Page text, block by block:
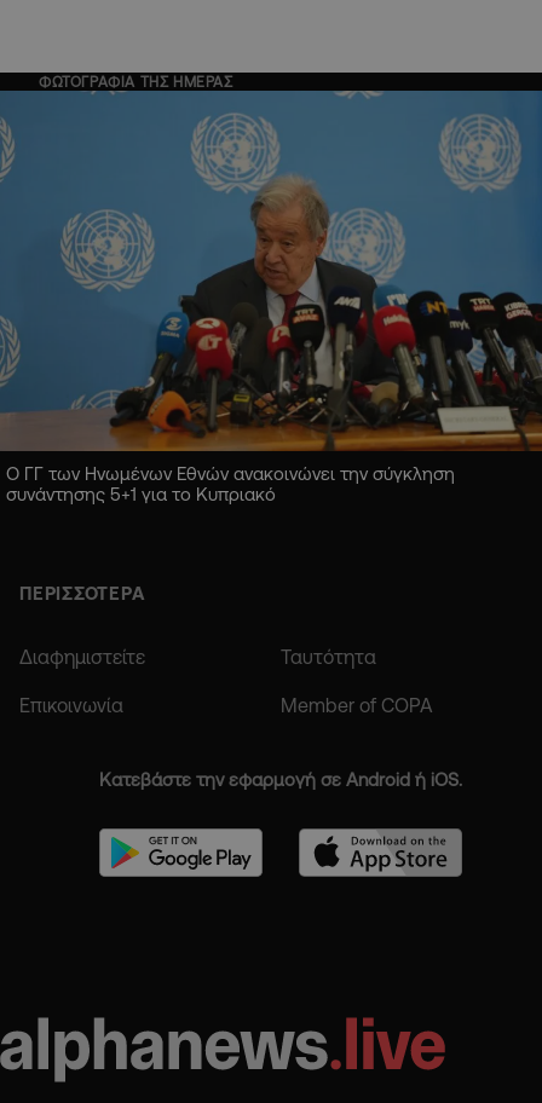
ΦΩΤΟΓΡΑΦΙΑ ΤΗΣ ΗΜΕΡΑΣ
Ο ΓΓ των Ηνωμένων Εθνών ανακοινώνει την σύγκληση
συνάντησης 5+1 για το Κυπριακό
ΠΕΡΙΣΣΟΤΕΡΑ
Διαφημιστείτε Ταυτότητα
Επικοινωνία Member of COPA
Κατεβάστε την εφαρμογή σε Android ή iOS.